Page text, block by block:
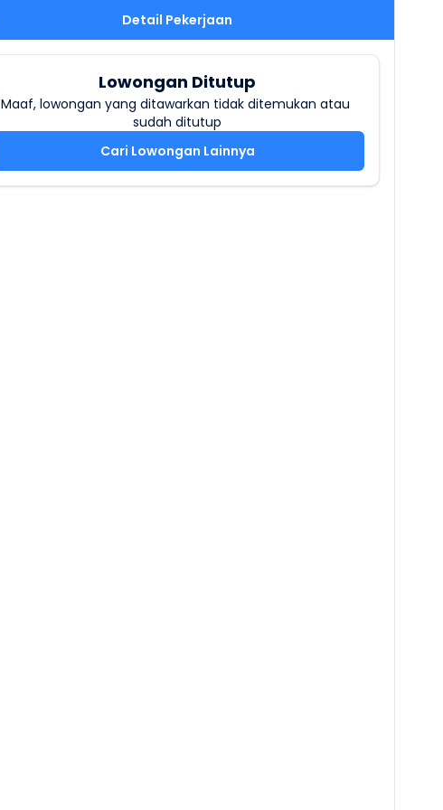
Detail Pekerjaan
Lowongan Ditutup
Maaf, lowongan yang ditawarkan tidak ditemukan atau
sudah ditutup
Cari Lowongan Lainnya